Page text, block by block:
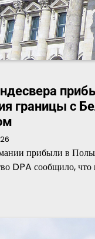
границы с
прибыли в
DPA сообщило,